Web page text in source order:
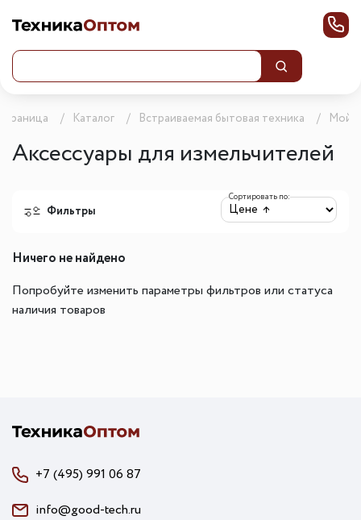
Каталог Встраиваемая бытовая техника
Аксессуары для измельчителей
Фильтры
Сортировать по:
Ничего не найдено
Попробуйте изменить параметры фильтров или статуса
наличия товаров
+7 (495) 991 06 87
info@good-tech.ru